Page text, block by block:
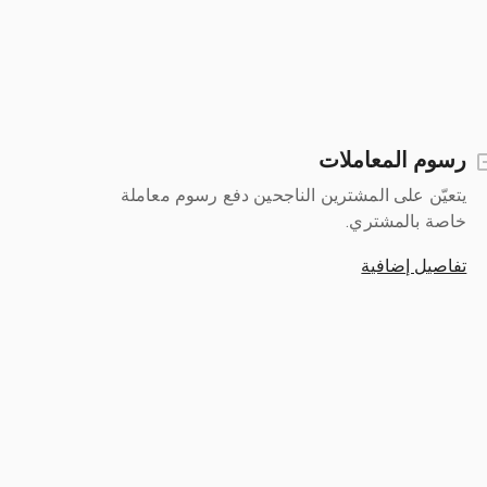
رسوم المعاملات
يتعيّن على المشترين الناجحين دفع رسوم معاملة
خاصة بالمشتري.
تفاصيل إضافية